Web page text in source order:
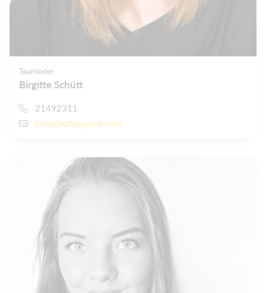
Teamleder
Birgitte Schütt
21492311
famschutt@gmail.com